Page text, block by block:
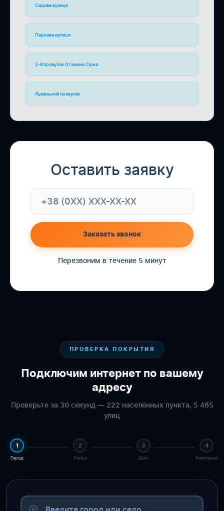
Садова вулиця
Паркова вулиця
2-й провулок Отамана Сірка
Львівський провулок
Оставить заявку
Заказать звонок
Перезвоним в течение 5 минут
ПРОВЕРКА ПОКРЫТИЯ
Подключим интернет по вашему
адресу
Проверьте за 30 секунд — 222 населённых пункта, 5 485
улиц
1
Город
2
Улица
3
Дом
4
Результат